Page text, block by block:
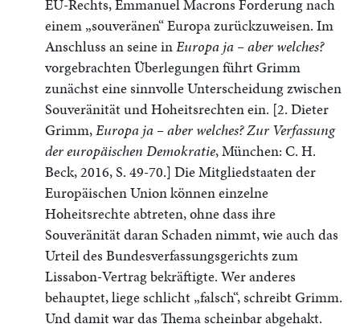
EU-Rechts, Emmanuel Macrons Forderung nach
einem „souveränen“ Europa zurückzuweisen. Im
Anschluss an seine inEuropa ja – aber welches?
vorgebrachten Überlegungen führt Grimm
zunächst eine sinnvolle Unterscheidung zwischen
Souveränität und Hoheitsrechten ein. [2. Dieter
Grimm,Europa ja – aber welches? Zur Verfassung
der europäischen Demokratie, München: C. H.
Beck, 2016, S. 49-70.] Die Mitgliedstaaten der
Europäischen Union können einzelne
Hoheitsrechte abtreten, ohne dass ihre
Souveränität daran Schaden nimmt, wie auch das
Urteil des Bundesverfassungsgerichts zum
Lissabon-Vertrag bekräftigte. Wer anderes
behauptet, liege schlicht „falsch“, schreibt Grimm.
Und damit war das Thema scheinbar abgehakt.